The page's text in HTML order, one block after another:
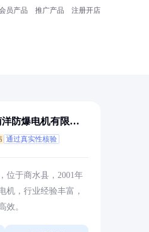
员产品 推广产品 注册开店
防爆电机有限公
通过真实性核验
位于商水县，2001年
机，行业经验丰富，
效。